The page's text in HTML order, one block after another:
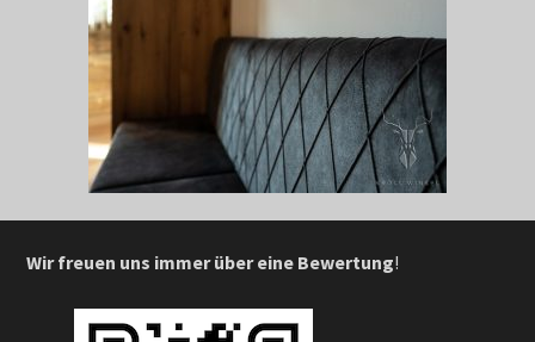
Wir freuen uns immer über eine Bewertung!